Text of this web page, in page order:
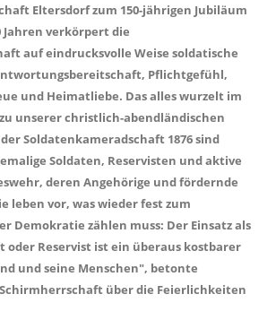
Eltersdorf zum 150-jährigen Jubiläum
verkörpert die
auf eindrucksvolle Weise soldatische
Pflichtgefühl,
und Heimatliebe. Das alles wurzelt im
unserer christlich-abendländischen
Soldatenkameradschaft 1876 sind
Soldaten, Reservisten und aktive
deren Angehörige und fördernde
leben vor, was wieder fest zum
Demokratie zählen muss: Der Einsatz als
oder Reservist ist ein überaus kostbarer
und seine Menschen", betonte
über die Feierlichkeiten